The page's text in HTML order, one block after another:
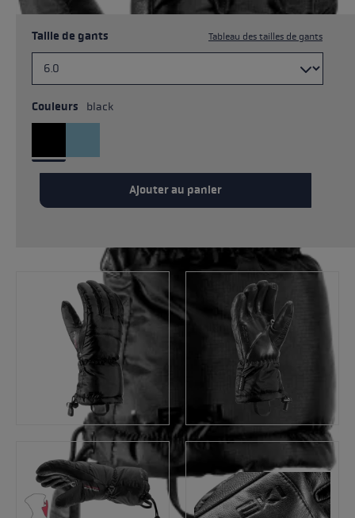
Taille de gants Tableau des tailles de gants
Couleurs black
Ajouter au panier